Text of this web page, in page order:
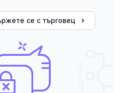
се с търговец